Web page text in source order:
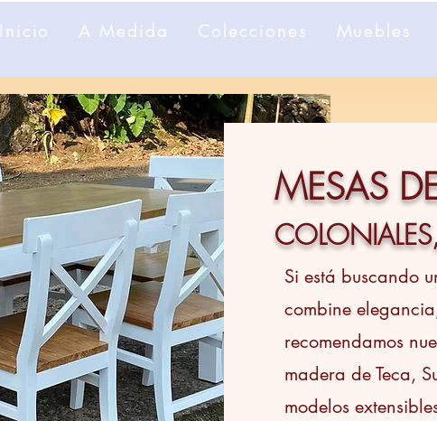
Inicio A Medida Colecciones Muebles
MESAS
Si está buscando
combine
recomendamos
madera de Teca,
modelos